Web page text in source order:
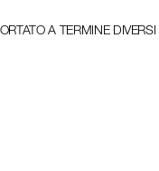
A TERMINE